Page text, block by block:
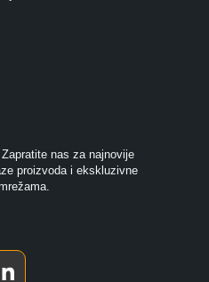
nas za najnovije
proizvoda i ekskluzivne